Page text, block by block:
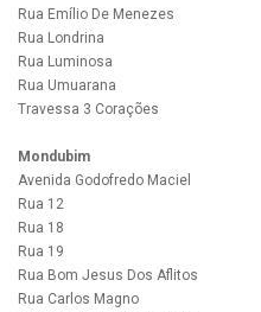
Rua Emílio De Menezes
Rua Londrina
Rua Luminosa
Rua Umuarana
Travessa 3 Corações
Mondubim
Avenida Godofredo Maciel
Rua 12
Rua 18
Rua 19
Rua Bom Jesus Dos Aflitos
Rua Carlos Magno